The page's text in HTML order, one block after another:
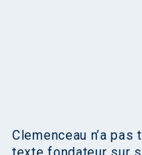
Clemenceau n’a